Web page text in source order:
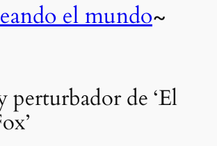
el mundo~
perturbador de ‘El